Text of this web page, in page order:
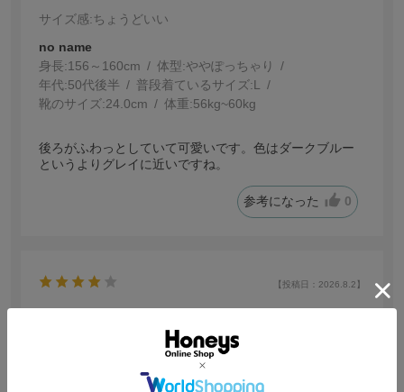
サイズ感:ちょうどいい
no name
身長:156～160cm 体型:ぽっちゃり
年代:50代後半 普段着ているサイズ:L
靴のサイズ:24.0cm 体重:56kg~60kg
後ろがふわっとしていて可愛いです。色はダークブルー
というよりグレイに近いですね。
参考になった 0
【投稿日：2026.8.2】
色：レッド
:ちょうどいい